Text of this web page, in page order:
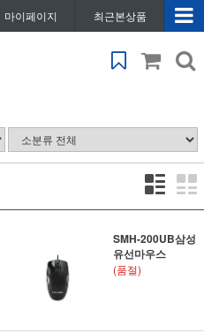
마이페이지 최근본상품
SMH-200UB삼성
유선마우스
(품절)